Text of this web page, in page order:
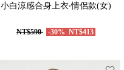
小白涼感合身上衣‧情侶款(女)
NT$590 -30% NT$413